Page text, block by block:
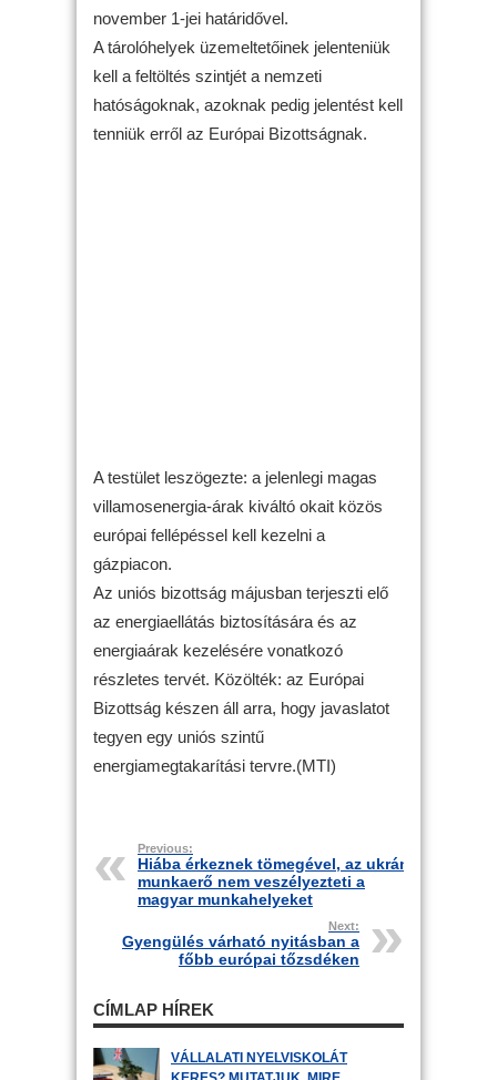
november 1-jei határidővel.
A tárolóhelyek üzemeltetőinek jelenteniük
kell a feltöltés szintjét a nemzeti
hatóságoknak, azoknak pedig jelentést kell
tenniük erről az Európai Bizottságnak.
A testület leszögezte: a jelenlegi magas
villamosenergia-árak kiváltó okait közös
európai fellépéssel kell kezelni a
gázpiacon.
Az uniós bizottság májusban terjeszti elő
az energiaellátás biztosítására és az
energiaárak kezelésére vonatkozó
részletes tervét. Közölték: az Európai
Bizottság készen áll arra, hogy javaslatot
tegyen egy uniós szintű
energiamegtakarítási tervre.(MTI)
Previous:
Hiába érkeznek tömegével, az ukrán
munkaerő nem veszélyezteti a
magyar munkahelyeket
Next:
Gyengülés várható nyitásban a
főbb európai tőzsdéken
CÍMLAP HÍREK
VÁLLALATI NYELVISKOLÁT